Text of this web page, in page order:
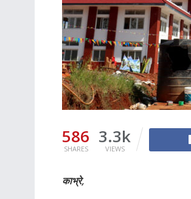
586
SHARES
3.3k
VIEWS
काभ्रे,